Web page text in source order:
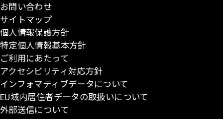
お問い合わせ
サイトマップ
個人情報保護方針
特定個人情報基本方針
ご利用にあたって
アクセシビリティ対応方針
インフォマティブデータについて
EU域内居住者データの取扱いについて
外部送信について